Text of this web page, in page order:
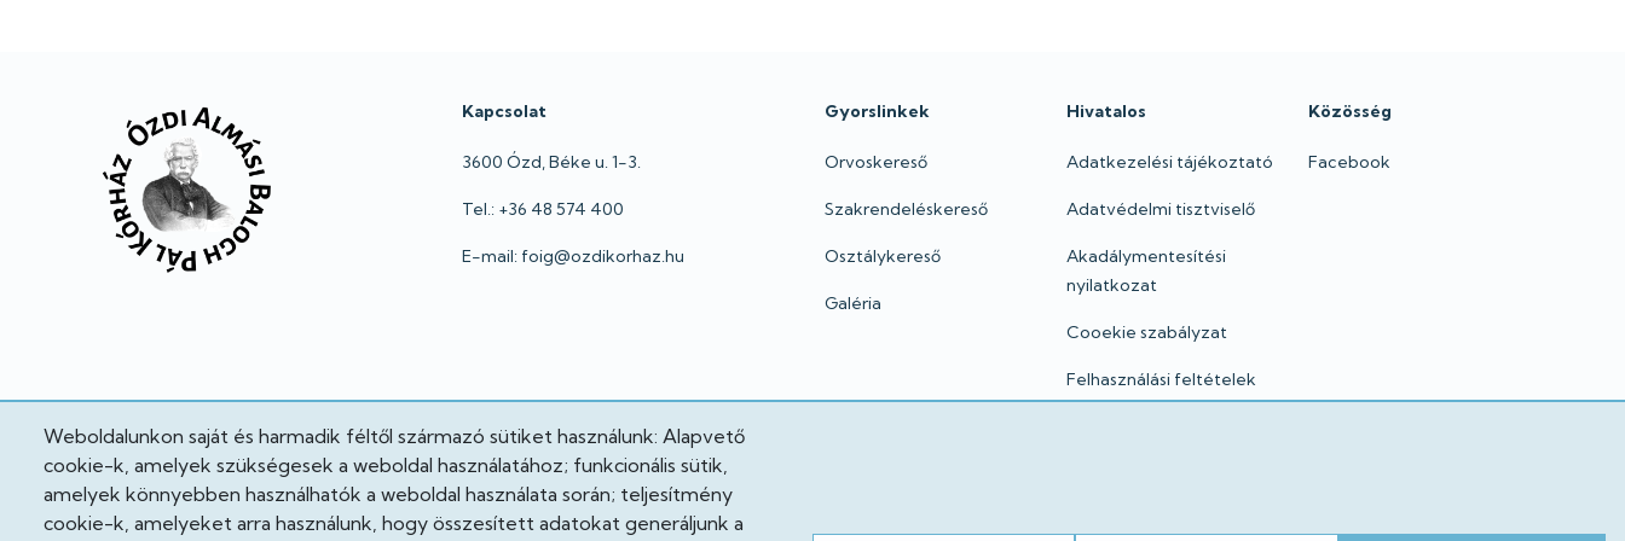
Weboldalunkon saját és harmadik féltől származó sütiket használunk: Alapvető
cookie-k, amelyek szükségesek a weboldal használatához; funkcionális sütik,
amelyek könnyebben használhatók a weboldal használata során; teljesítmény
cookie-k, amelyeket arra használunk, hogy összesített adatokat generáljunk a
Kapcsolat
3600 Ózd, Béke u. 1-3.
Tel.: +36 48 574 400
E-mail: foig@ozdikorhaz.hu
Gyorslinkek
Orvoskereső
Szakrendeléskereső
Osztálykereső
Galéria
Hivatalos
Adatkezelési tájékoztató
Adatvédelmi tisztviselő
Akadálymentesítési
nyilatkozat
Cooekie szabályzat
Felhasználási feltételek
Közösség
Facebook